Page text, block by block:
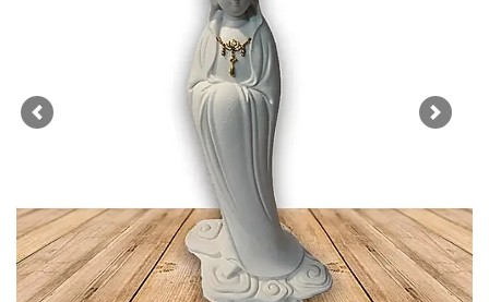
Previous Next